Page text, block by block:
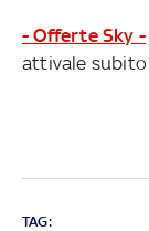
- Offerte Sky -
attivale subito
TAG: